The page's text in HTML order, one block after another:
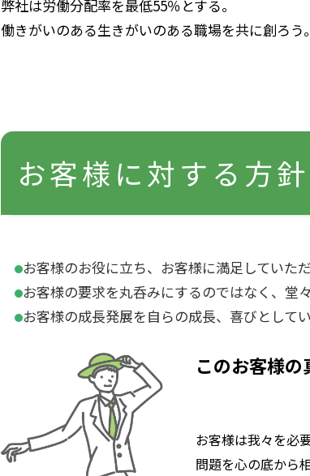
弊社は労働分配率を最低55％とする。
働きがいのある生きがいのある職場を共に創ろう。
お客様に対する方針
お客様のお役に立ち、お客様に満足していた
お客様の要求を丸呑みにするのではなく、堂
お客様の成長発展を自らの成長、喜びとして
このお客様
お客様は我々を必
問題を心の底から